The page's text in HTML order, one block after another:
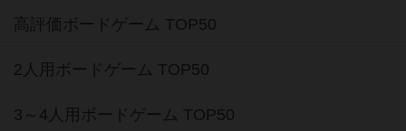
高評価ボードゲーム TOP50
2人用ボードゲーム TOP50
3～4人用ボードゲーム TOP50